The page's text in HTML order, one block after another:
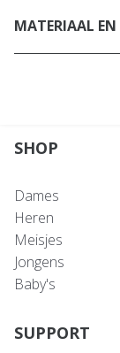
MATERIAAL
SHOP
Dames
Heren
Meisjes
Jongens
Baby's
SUPPORT